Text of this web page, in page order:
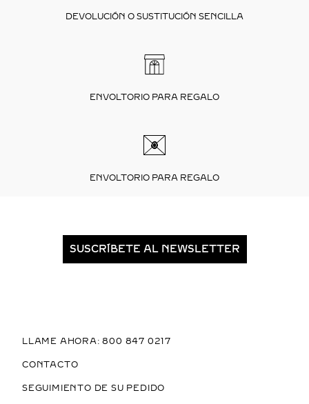
DEVOLUCIÓN O SUSTITUCIÓN SENCILLA
ENVOLTORIO PARA REGALO
ENVOLTORIO PARA REGALO
SUSCRÍBETE AL NEWSLETTER
LLAME AHORA: 800 847 0217
CONTACTO
SEGUIMIENTO DE SU PEDIDO